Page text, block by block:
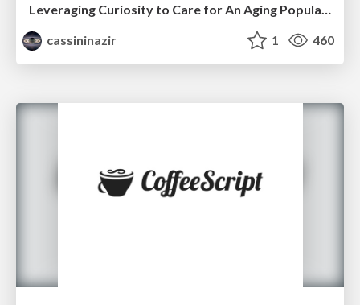
Leveraging Curiosity to Care for An Aging Population
cassininazir
1 460